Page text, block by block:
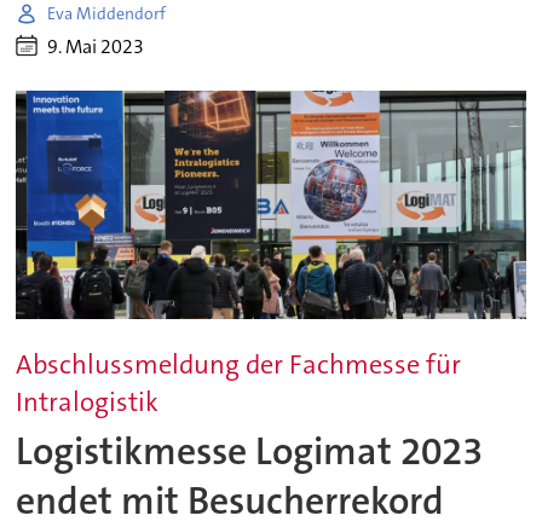
Eva Middendorf
9. Mai 2023
Abschlussmeldung der Fachmesse für
Intralogistik
Logistikmesse Logimat 2023
endet mit Besucherrekord